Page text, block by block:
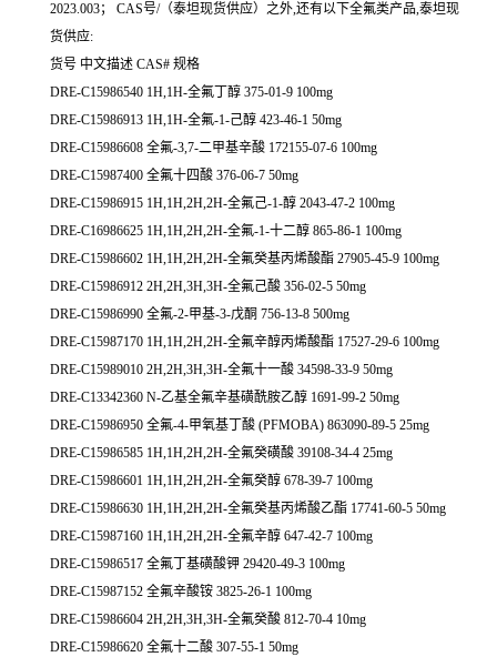
2023.003； CAS号/（泰坦现货供应）之外,还有以下全氟类产品,泰坦现
货供应:
货号 中文描述 CAS# 规格
DRE-C15986540 1H,1H-全氟丁醇 375-01-9 100mg
DRE-C15986913 1H,1H-全氟-1-己醇 423-46-1 50mg
DRE-C15986608 全氟-3,7-二甲基辛酸 172155-07-6 100mg
DRE-C15987400 全氟十四酸 376-06-7 50mg
DRE-C15986915 1H,1H,2H,2H-全氟己-1-醇 2043-47-2 100mg
DRE-C16986625 1H,1H,2H,2H-全氟-1-十二醇 865-86-1 100mg
DRE-C15986602 1H,1H,2H,2H-全氟癸基丙烯酸酯 27905-45-9 100mg
DRE-C15986912 2H,2H,3H,3H-全氟己酸 356-02-5 50mg
DRE-C15986990 全氟-2-甲基-3-戊酮 756-13-8 500mg
DRE-C15987170 1H,1H,2H,2H-全氟辛醇丙烯酸酯 17527-29-6 100mg
DRE-C15989010 2H,2H,3H,3H-全氟十一酸 34598-33-9 50mg
DRE-C13342360 N-乙基全氟辛基磺酰胺乙醇 1691-99-2 50mg
DRE-C15986950 全氟-4-甲氧基丁酸 (PFMOBA) 863090-89-5 25mg
DRE-C15986585 1H,1H,2H,2H-全氟癸磺酸 39108-34-4 25mg
DRE-C15986601 1H,1H,2H,2H-全氟癸醇 678-39-7 100mg
DRE-C15986630 1H,1H,2H,2H-全氟癸基丙烯酸乙酯 17741-60-5 50mg
DRE-C15987160 1H,1H,2H,2H-全氟辛醇 647-42-7 100mg
DRE-C15986517 全氟丁基磺酸钾 29420-49-3 100mg
DRE-C15987152 全氟辛酸铵 3825-26-1 100mg
DRE-C15986604 2H,2H,3H,3H-全氟癸酸 812-70-4 10mg
DRE-C15986620 全氟十二酸 307-55-1 50mg